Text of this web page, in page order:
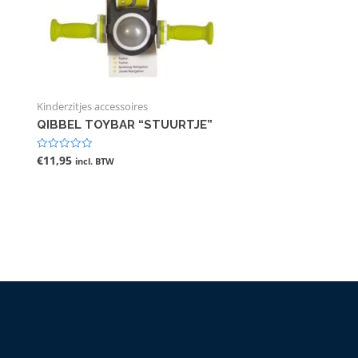
Kinderzitjes accessoires
QIBBEL TOYBAR “STUURTJE”
Gewaardeerd
0
€11,95 incl. BTW